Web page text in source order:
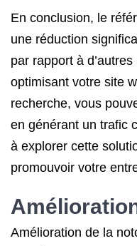
En conclusion, le
une réduction
par rapport à
optimisant votre site
recherche, vous
en générant un trafic
à explorer cette
promouvoir votre
Amélioration de la